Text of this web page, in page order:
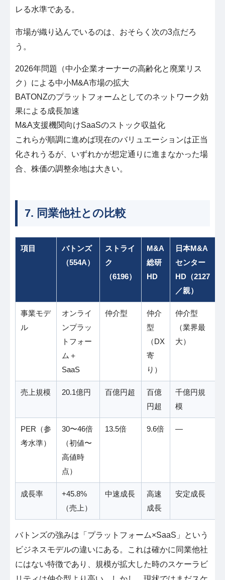
レる水準である。
市場が織り込んでいるのは、おそらく次の3点だろ
う。
2026年問題（中小企業オーナーの高齢化と廃業リス
ク）による中小M&A市場の拡大
BATONZのプラットフォームとしてのネットワーク効
果による成長加速
M&A支援機関向けSaaSのストック収益化
これらが順調に進めば現在のバリュエーションは正当
化されうるが、いずれかが想定通りに進まなかった場
合、株価の調整余地は大きい。
7. 同業他社との比較
項目
バトンズ
（554A）
ストライ
ク
（6196）
M&A
総研
HD
日本M&A
センター
HD（2127
／親）
事業モデ
ル
オンライ
ンプラッ
トフォー
ム＋
SaaS
仲介型
仲介
型
（DX
寄
り）
仲介型
（業界最
大）
売上規模 20.1億円 百億円超
百億
円超
千億円規
模
PER（参
考水準）
30〜46倍
（初値〜
高値時
点）
13.5倍 9.6倍 ―
成長率
+45.8%
（売上）
中速成長
高速
成長
安定成長
バトンズの強みは「プラットフォーム×SaaS」という
ビジネスモデルの違いにある。これは確かに同業他社
にはない特徴であり、規模が拡大した時のスケーラビ